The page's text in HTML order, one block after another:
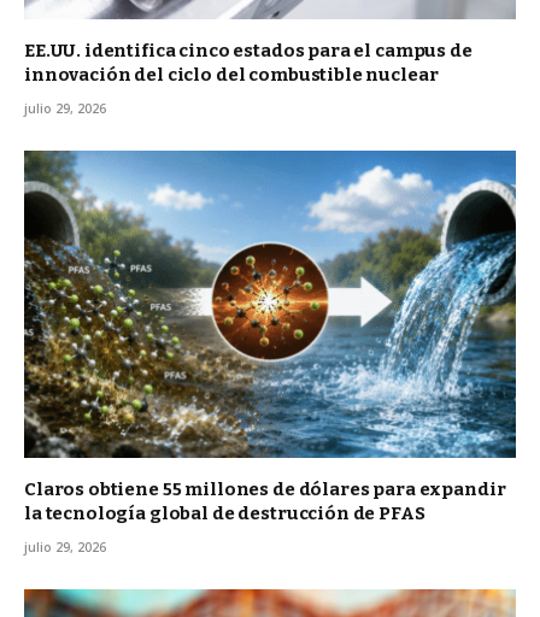
EE.UU. identifica cinco estados para el campus de
innovación del ciclo del combustible nuclear
julio 29, 2026
Claros obtiene 55 millones de dólares para expandir
la tecnología global de destrucción de PFAS
julio 29, 2026